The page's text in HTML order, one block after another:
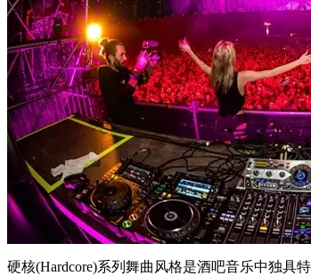
硬核(Hardcore)系列舞曲风格是酒吧音乐中独具